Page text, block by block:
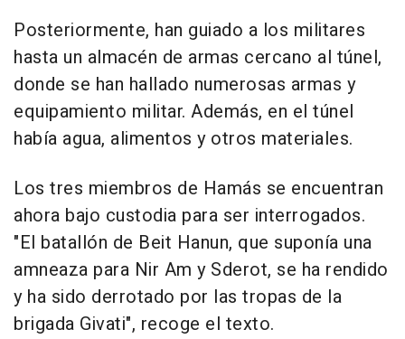
Posteriormente, han guiado a los militares
hasta un almacén de armas cercano al túnel,
donde se han hallado numerosas armas y
equipamiento militar. Además, en el túnel
había agua, alimentos y otros materiales.
Los tres miembros de Hamás se encuentran
ahora bajo custodia para ser interrogados.
"El batallón de Beit Hanun, que suponía una
amneaza para Nir Am y Sderot, se ha rendido
y ha sido derrotado por las tropas de la
brigada Givati", recoge el texto.